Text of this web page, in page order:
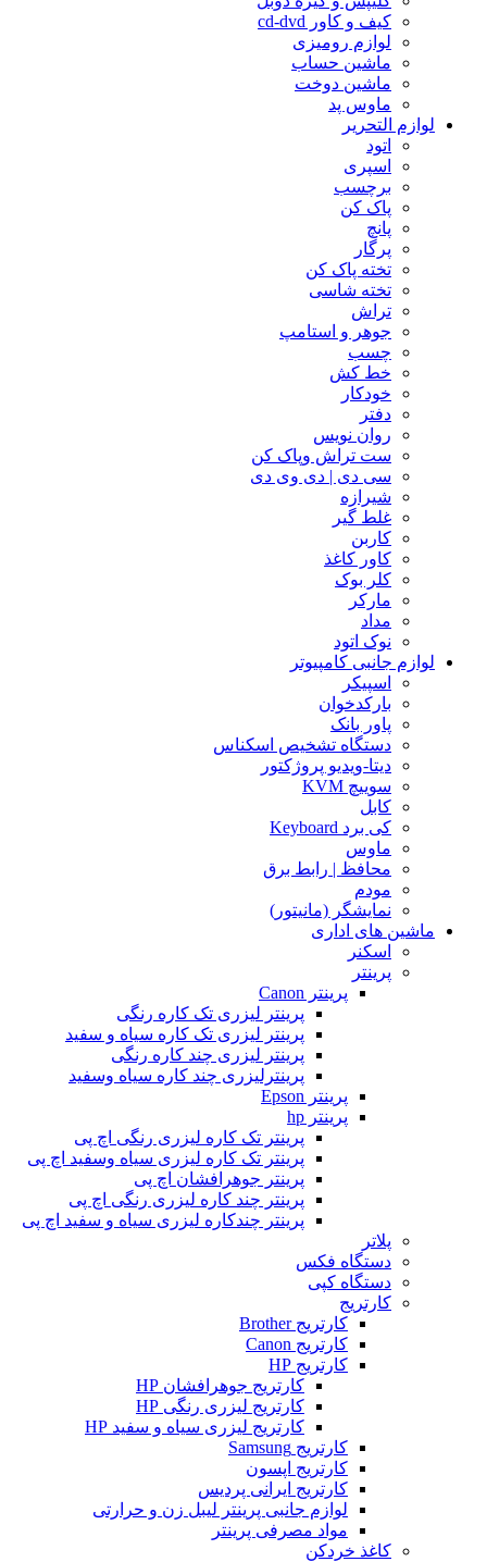
کیف و کاور cd-dvd
لوازم رومیزی
ماشین حساب
ماشین دوخت
ماوس پد
لوازم التحریر
اتود
اسپری
برچسب
پاک کن
پانچ
پرگار
تخته پاک کن
تخته شاسی
تراش
جوهر و استامپ
چسب
خط کش
خودکار
دفتر
روان نویس
ست تراش وپاک کن
سی دی | دی وی دی
شیرازه
غلط گیر
کاربن
کاور کاغذ
کلر بوک
مارکر
مداد
نوک اتود
لوازم جانبی کامپیوتر
اسپیکر
بارکدخوان
پاور بانک
دستگاه تشخیص اسکناس
دیتا-ویدیو پروژکتور
سوییچ KVM
کابل
کی برد Keyboard
ماوس
محافظ | رابط برق
مودم
نمایشگر (مانیتور)
ماشین های اداری
اسکنر
پرینتر
پرینتر Canon
پرینتر لیزری تک کاره رنگی
پرینتر لیزری تک کاره سیاه و سفید
پرینتر لیزری چند کاره رنگی
پرینترلیزری چند کاره سیاه وسفید
پرینتر Epson
پرینتر hp
پرینتر تک کاره لیزری رنگی اچ پی
پرینتر تک کاره لیزری سیاه وسفید اچ پی
پرینتر جوهرافشان اچ پی
پرینتر چند کاره لیزری رنگی اچ پی
پرینتر چندکاره لیزری سیاه و سفید اچ پی
پلاتر
دستگاه فکس
دستگاه کپی
کارتریج
کارتریج Brother
کارتریج Canon
کارتریج HP
کارتریج جوهرافشان HP
کارتریج لیزری رنگی HP
کارتریج لیزری سیاه و سفید HP
کارتریج Samsung
کارتریج اپسون
کارتریج ایرانی پردیس
لوازم جانبی پرینتر لیبل زن و حرارتی
مواد مصرفی پرینتر
کاغذ خردکن